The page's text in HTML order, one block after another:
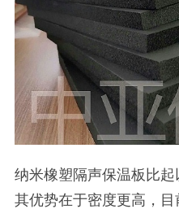
纳米橡塑隔声保温板比起
其优势在于密度更高，